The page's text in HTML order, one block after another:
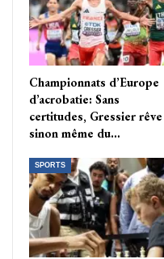
Championnats d’Europe
d’acrobatie: Sans
certitudes, Gressier rêve
sinon même du…
SPORTS